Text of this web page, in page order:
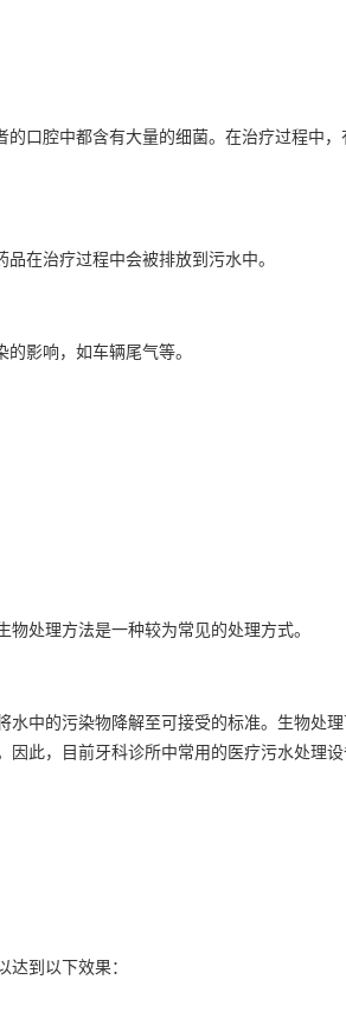
口腔中都含有大量的细菌。在治疗过程中，
在治疗过程中会被排放到污水中。
影响，如车辆尾气等。
处理方法是一种较为常见的处理方式。
中的污染物降解至可接受的标准。生物处
此，目前牙科诊所中常用的医疗污水处理
到以下效果：